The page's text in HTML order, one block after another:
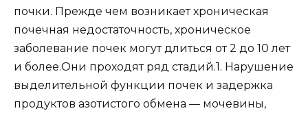
почки. Прежде чем возникает хроническая
почечная недостаточность, хроническое
заболевание почек могут длиться от 2 до 10 лет
и более.Они проходят ряд стадий.1. Нарушение
выделительной функции почек и задержка
продуктов азотистого обмена — мочевины,